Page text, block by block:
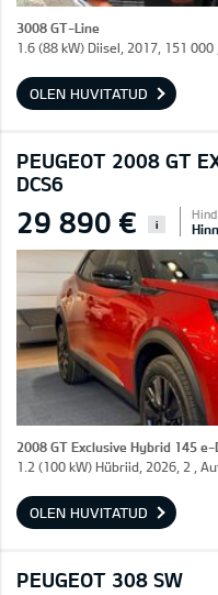
3008 GT-Line
1.6 (88 kW) Diisel, 2017, 151
OLEN HUVITATUD
PEUGEOT 2008 GT
DCS6
29 890 € i
2008 GT Exclusive Hybrid 145 e-
1.2 (100 kW) Hübriid, 2026, 2 ,
OLEN HUVITATUD
PEUGEOT 308 SW